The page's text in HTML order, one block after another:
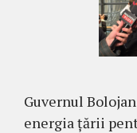
Guvernul
energia țării